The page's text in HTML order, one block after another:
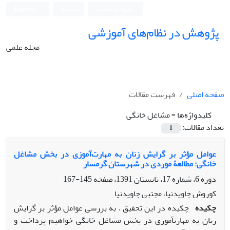
پژوهش در نظام‌های آموزشی
مجله علمی
صفحه اصلی
فهرست مقالات
کلیدواژه‌ها =مشاغل خانگی
تعداد مقالات:
1
عوامل مؤثر بر گرایش زنان به مهارت‌آموزی در بخش مشاغل
خانگی: مطالعۀ موردی در شهرستان گرمسار
دوره 6، شماره 17، تابستان 1391، صفحه
145-167
کوروش جاویدنیا، مجتبی جاویدنیا
چکیده چکیده در این تحقیق ، به بررسی عوامل مؤثر بر گرایش
زنان به مهارتآموزی در بخش مشاغل خانگی خواهیم پرداخت و